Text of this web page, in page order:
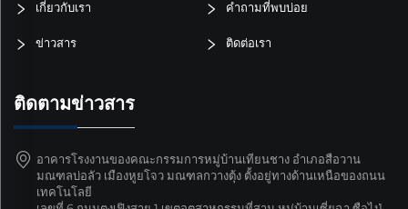
เกี่ยวกับเรา คำถามที่พบบ่อย
ข่าวสาร ติดต่อเรา
ติดตามข่าวสาร
อาคารโรงงานของคณะกรรมการหมู่บ้านเทียนชาง อำเภอสือวาน
มณฑลบ่อลัว เมืองหูยโจว มณฑลกวางตุ้ง ตั้งอยู่ทางด้านเหนือของถนน
เทคโนโลยี